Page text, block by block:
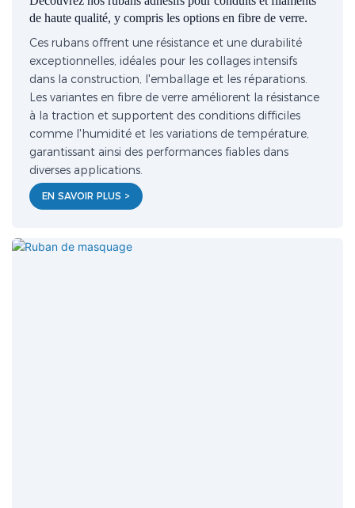
de haute qualité, y compris les options en fibre de verre.
Ces rubans offrent une résistance et une durabilité
exceptionnelles, idéales pour les collages intensifs
dans la construction, l'emballage et les réparations.
Les variantes en fibre de verre améliorent la résistance
à la traction et supportent des conditions difficiles
comme l'humidité et les variations de température,
garantissant ainsi des performances fiables dans
diverses applications.
EN SAVOIR PLUS >